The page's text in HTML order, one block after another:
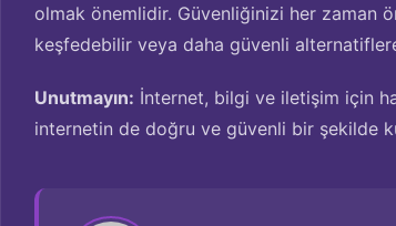
olmak önemlidir. Güvenliğinizi her zaman
keşfedebilir veya daha güvenli
Unutmayın: İnternet, bilgi ve iletişim için
internetin de doğru ve güvenli bir şekilde